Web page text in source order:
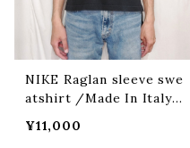
NIKE Raglan sleeve swe
atshirt /Made In Italy
スリーブスウェットシャツ
¥11,000